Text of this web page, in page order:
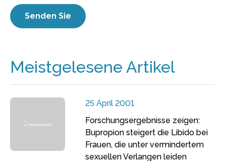
Meistgelesene Artikel
25 April 2001
Forschungsergebnisse zeigen:
Bupropion steigert die Libido bei
Frauen, die unter vermindertem
sexuellen Verlangen leiden